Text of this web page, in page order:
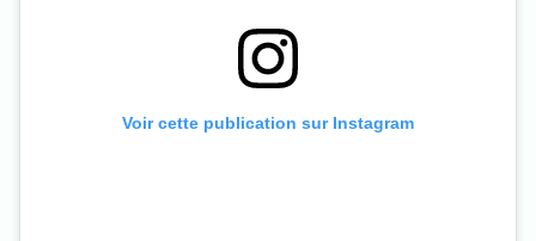
Voir cette publication sur Instagram